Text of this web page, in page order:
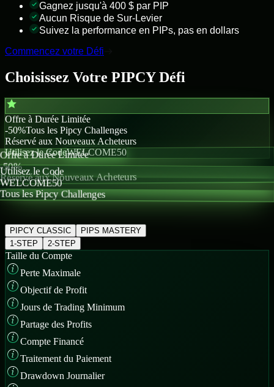
Gagnez jusqu'à 400 $ par PIP
Aucun Risque de Sur-Levier
Suivez la performance en PIPs, pas en dollars
Commencez votre Défi
Choisissez Votre PIPCY Défi
Offre à Durée Limitée
-50%Tous les Pipcy Challenges
Réservé aux Nouveaux Acheteurs
Utilisez le CodeWELCOME50
Offre à Durée Limitée
-50%
Réservé aux Nouveaux Acheteurs
Utilisez le Code
WELCOME50
Tous les Pipcy Challenges
PIPCY CLASSIC
PIPS MASTERY
1-STEP
2-STEP
Taille du Compte
Perte Maximale
Objectif de Profit
Jours de Trading Minimum
Partage des Profits
Compte Financé
Traitement du Paiement
Drawdown Journalier